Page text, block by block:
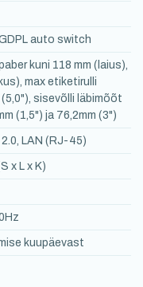
auto switch
kuni 118 mm (laius),
max etiketirulli
sisevõlli läbimõõt
(1,5") ja 76,2mm (3")
LAN (RJ-45)
x L x K)
kuupäevast